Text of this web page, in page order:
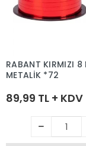
RABANT KIRMIZI 8
METALİK *72
89,99 TL + KDV